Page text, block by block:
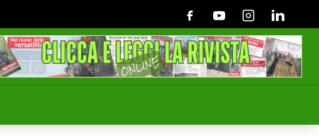
FacebookYoutubeInstagramLinkedin